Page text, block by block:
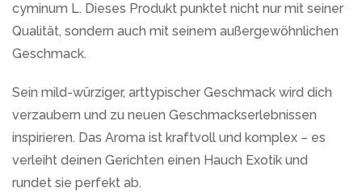
cyminum L. Dieses Produkt punktet nicht nur mit seiner
Qualität, sondern auch mit seinem außergewöhnlichen
Geschmack.
Sein mild-würziger, arttypischer Geschmack wird dich
verzaubern und zu neuen Geschmackserlebnissen
inspirieren. Das Aroma ist kraftvoll und komplex – es
verleiht deinen Gerichten einen Hauch Exotik und
rundet sie perfekt ab.